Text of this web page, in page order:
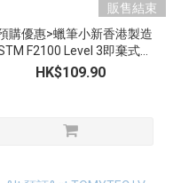
販售結束
購優惠>蠟筆小新香港製造
F2100 Level 3即棄式三
獨立包裝中童/成人口罩 (30
HK$109.90